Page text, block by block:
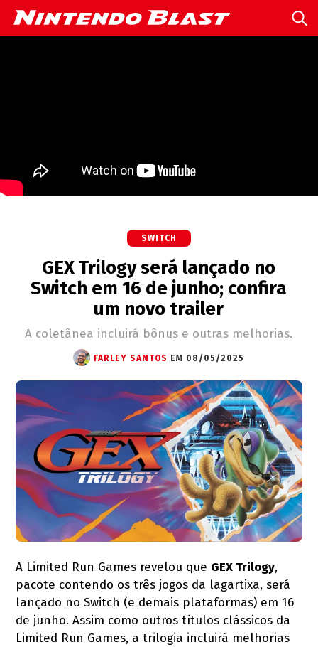
SWITCH
GEX Trilogy será lançado no
Switch em 16 de junho; confira
um novo trailer
A coletânea incluirá bônus e outras melhorias.
FARLEY SANTOS EM 08/05/2025
A Limited Run Games revelou que GEX Trilogy,
pacote contendo os três jogos da lagartixa, será
lançado no Switch (e demais plataformas) em 16
de junho. Assim como outros títulos clássicos da
Limited Run Games, a trilogia incluirá melhorias